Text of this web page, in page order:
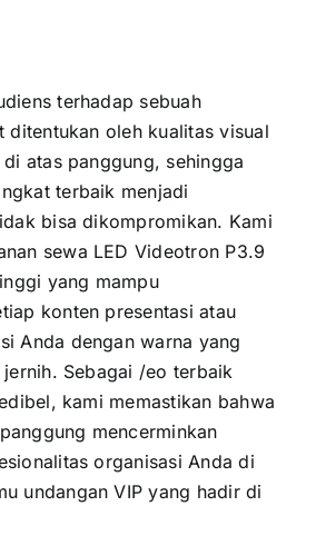
terhadap sebuah
ditentukan oleh kualitas visual
atas panggung, sehingga
terbaik menjadi
bisa dikompromikan. Kami
sewa LED Videotron P3.9
yang mampu
konten presentasi atau
Anda dengan warna yang
Sebagai /eo terbaik
kami memastikan bahwa
mencerminkan
organisasi Anda di
undangan VIP yang hadir di